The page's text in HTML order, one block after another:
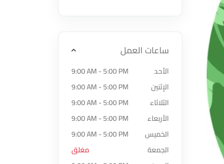
ساعات العمل
الأحد
9:00 AM - 5:00 PM
الإثنين
9:00 AM - 5:00 PM
الثلاثاء
9:00 AM - 5:00 PM
الأربعاء
9:00 AM - 5:00 PM
الخميس
9:00 AM - 5:00 PM
الجمعة
مغلق